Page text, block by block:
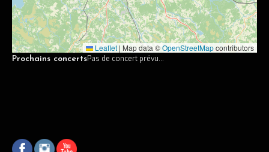
Vidéos
Discographie
Musiciens
Leaflet | Map data ©OpenStreetMapcontributors
Prochains concertsPas de concert prévu...